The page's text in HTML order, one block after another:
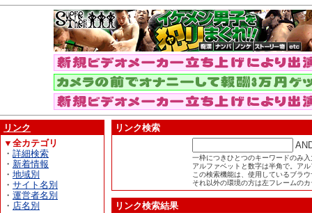
リンク
▼全カテゴリ
・ 詳細検索
・ 新着情報
・ 地域別
・ サイト名別
・ 運営者名別
・ 店名別
リンク検索
一枠につきひとつのキーワードのみ
アルファベットと数字は半角で。ア
この検索機能は、使用しているブラ
それ以外の環境の方は左フレームの
リンク検索結果